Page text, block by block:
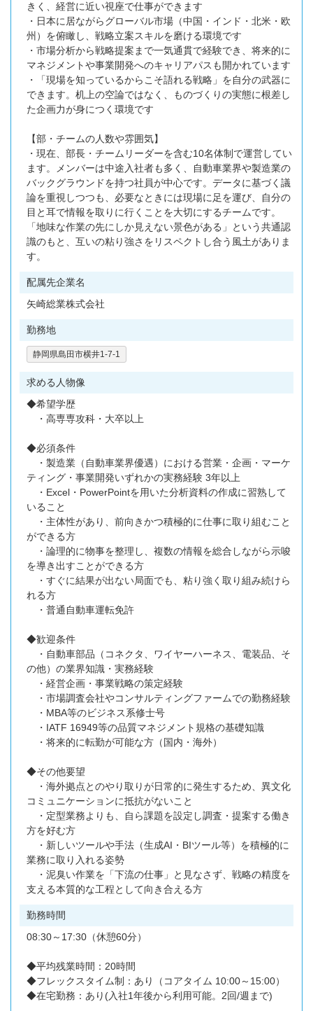
きく、経営に近い視座で仕事ができます
・日本に居ながらグローバル市場（中国・インド・北米・欧
州）を俯瞰し、戦略立案スキルを磨ける環境です
・市場分析から戦略提案まで一気通貫で経験でき、将来的に
マネジメントや事業開発へのキャリアパスも開かれています
・「現場を知っているからこそ語れる戦略」を自分の武器に
できます。机上の空論ではなく、ものづくりの実態に根差し
た企画力が身につく環境です
【部・チームの人数や雰囲気】
・現在、部長・チームリーダーを含む10名体制で運営してい
ます。メンバーは中途入社者も多く、自動車業界や製造業の
バックグラウンドを持つ社員が中心です。データに基づく議
論を重視しつつも、必要なときには現場に足を運び、自分の
目と耳で情報を取りに行くことを大切にするチームです。
「地味な作業の先にしか見えない景色がある」という共通認
識のもと、互いの粘り強さをリスペクトし合う風土がありま
す。
配属先企業名
矢崎総業株式会社
勤務地
静岡県島田市横井1-7-1
求める人物像
◆希望学歴
・高専専攻科・大卒以上
◆必須条件
・製造業（自動車業界優遇）における営業・企画・マーケ
ティング・事業開発いずれかの実務経験 3年以上
・Excel・PowerPointを用いた分析資料の作成に習熟して
いること
・主体性があり、前向きかつ積極的に仕事に取り組むこと
ができる方
・論理的に物事を整理し、複数の情報を総合しながら示唆
を導き出すことができる方
・すぐに結果が出ない局面でも、粘り強く取り組み続けら
れる方
・普通自動車運転免許
◆歓迎条件
・自動車部品（コネクタ、ワイヤーハーネス、電装品、そ
の他）の業界知識・実務経験
・経営企画・事業戦略の策定経験
・市場調査会社やコンサルティングファームでの勤務経験
・MBA等のビジネス系修士号
・IATF 16949等の品質マネジメント規格の基礎知識
・将来的に転勤が可能な方（国内・海外）
◆その他要望
・海外拠点とのやり取りが日常的に発生するため、異文化
コミュニケーションに抵抗がないこと
・定型業務よりも、自ら課題を設定し調査・提案する働き
方を好む方
・新しいツールや手法（生成AI・BIツール等）を積極的に
業務に取り入れる姿勢
・泥臭い作業を「下流の仕事」と見なさず、戦略の精度を
支える本質的な工程として向き合える方
勤務時間
08:30～17:30（休憩60分）
◆平均残業時間：20時間
◆フレックスタイム制：あり（コアタイム 10:00～15:00）
◆在宅勤務：あり(入社1年後から利用可能。2回/週まで)